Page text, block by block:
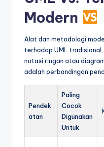
Modern
Alat dan metodologi
terhadap UML
notasi ringan atau
adalah perbandingan
Pendek
atan
Paling
Cocok
Digunakan
Untuk